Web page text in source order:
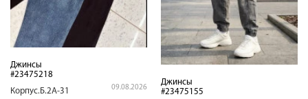
Джинсы
#23475218
Корпус.Б.2А-31
09.08.2026
Джинсы
#23475155